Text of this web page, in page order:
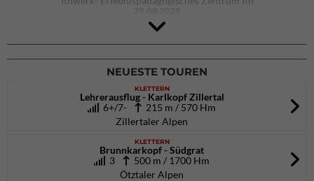
4Blocs KIDS 2026
DAV Kletter- & Boulderzentrum München Süd (Thalkirchen)
26.09.2026
NEUESTE TOUREN
KLETTERN
Lehrerausflug - Karlkopf Zillertal
6+/7-
215 m / 570 Hm
Zillertaler Alpen
KLETTERN
Brunnkarkopf - Südgrat
3
500 m / 1700 Hm
Ötztaler Alpen